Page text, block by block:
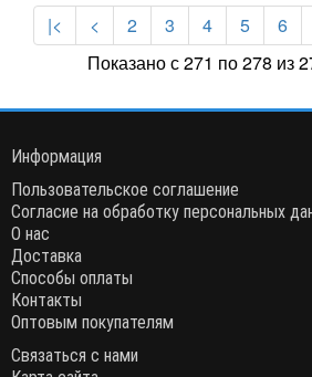
|< < 2 3 4 5 6
Показано с 271 по 278 из
Информация
Пользовательское соглашение
Согласие на обработку персональных
О нас
Доставка
Способы оплаты
Контакты
Оптовым покупателям
Связаться с нами